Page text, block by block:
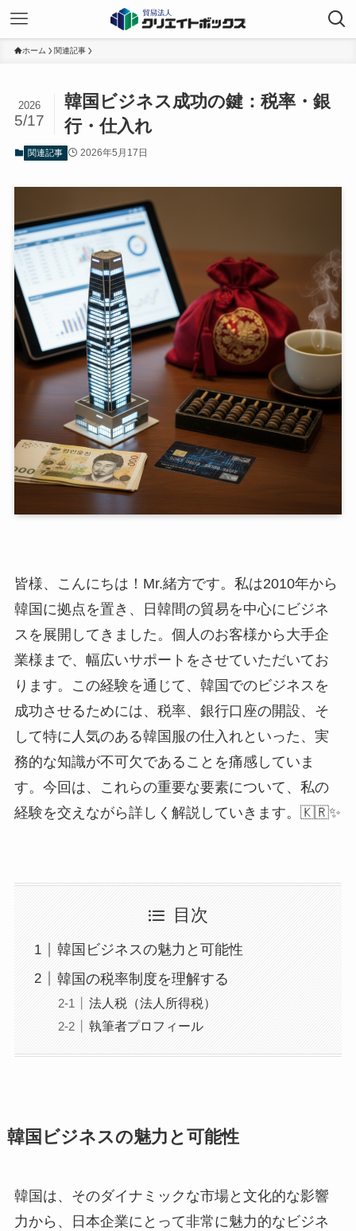
ホーム 関連記事
韓国ビジネス成功の鍵：税率・銀
行・仕入れ
2026
5/17
関連記事 2026年5月17日
皆様、こんにちは！Mr.緒方です。私は2010年から
韓国に拠点を置き、日韓間の貿易を中心にビジネ
スを展開してきました。個人のお客様から大手企
業様まで、幅広いサポートをさせていただいてお
ります。この経験を通じて、韓国でのビジネスを
成功させるためには、税率、銀行口座の開設、そ
して特に人気のある韓国服の仕入れといった、実
務的な知識が不可欠であることを痛感していま
す。今回は、これらの重要な要素について、私の
経験を交えながら詳しく解説していきます。🇰🇷✨
目次
韓国ビジネスの魅力と可能性
韓国の税率制度を理解する
法人税（法人所得税）
執筆者プロフィール
韓国ビジネスの魅力と可能性
韓国は、そのダイナミックな市場と文化的な影響
力から、日本企業にとって非常に魅力的なビジネ